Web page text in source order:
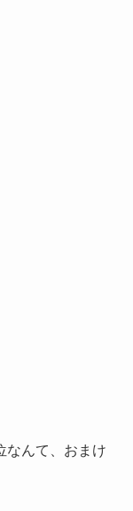
んて、おまけ